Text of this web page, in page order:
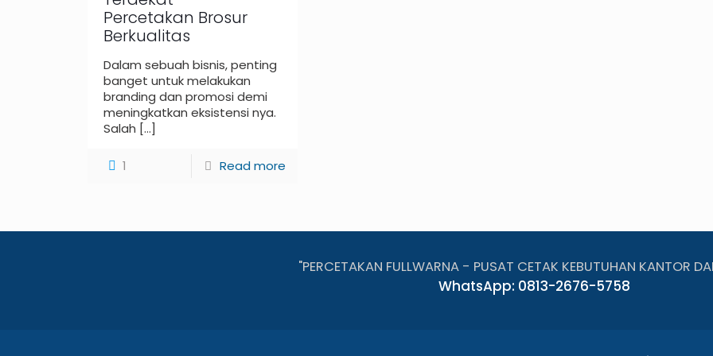
Percetakan Brosur
Berkualitas
Dalam sebuah bisnis, penting
banget untuk melakukan
branding dan promosi demi
meningkatkan eksistensi nya.
Salah […]
1 Read more
"PERCETAKAN FULLWARNA - PUSAT CETAK KEBUTUHAN KANTOR
WhatsApp: 0813-2676-5758